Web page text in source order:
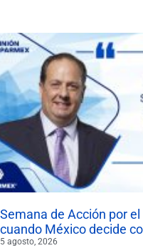
Semana de Acción por
cuando México decide
5 agosto, 2026